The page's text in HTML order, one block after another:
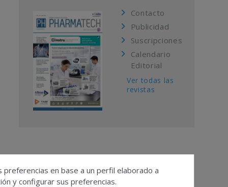
Contacto
Publicidad
Suscripciones
Calendario
Editorial
Ver todas las
revistas
en base a un perfil elaborado a
y configurar sus preferencias.